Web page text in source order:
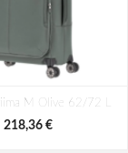
M Olive 62/72 L
218,36 €